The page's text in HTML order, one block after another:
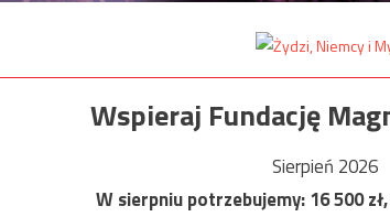
Wspieraj Fundację
Sierpień 2026
W sierpniu potrzebujemy:16 500